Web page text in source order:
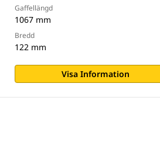
Gaffellängd
1067 mm
Bredd
122 mm
Visa Information